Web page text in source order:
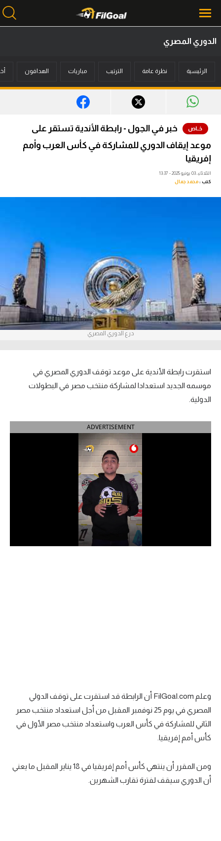
أخبار
ميركاتو
فانتازي في الجول
مسابقة التوقعات
فيديوهات
ركن الألعاب
بطولات
أمريكا 2026
الدوري المصري
الدوري الإسباني
الدوري السعودي للمحترفين
دوري أبطال إفريقيا
الدوري الإنجليزي
الدوري الإسباني
دوري أبطال أوروبا
رياضات أخرى
الدوري المصري
الرئيسية نظرة عامة الترتيب مباريات الهدافون
خبر في الجول - رابطة الأندية تستقر على
موعد إيقاف الدوري للمشاركة في كأس العرب وأمم
إفريقيا
الثلاثاء، 03 يونيو 2025 - 13:37
كتب :محمد جمال
درع الدوري المصري
استقرت رابطة الأندية على موعد توقف الدوري المصري في
موسمه الجديد استعدادا لمشاركة منتخب مصر في البطولات
الدولية.
ADVERTISEMENT
وعلم FilGoal.com أن الرابطة قد استقرت على توقف الدولي
المصري في يوم 25 نوفمبر المقبل من أجل استعداد منتخب مصر
الثاني للمشاركة في كأس العرب واستعداد منتخب مصر الأول في
كأس أمم إفريقيا.
ومن المقرر أن ينتهي كأس أمم إفريقيا في 18 يناير المقبل ما يعني
أن الدوري سيقف لفترة تقارب الشهرين.